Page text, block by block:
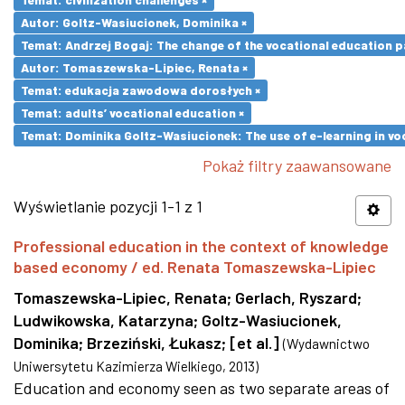
Autor: Goltz-Wasiucionek, Dominika ×
Temat: Andrzej Bogaj: The change of the vocational education
Autor: Tomaszewska-Lipiec, Renata ×
Temat: edukacja zawodowa dorosłych ×
Temat: adults’ vocational education ×
Temat: Dominika Goltz-Wasiucionek: The use of e-learning in
Pokaż filtry zaawansowane
Wyświetlanie pozycji 1-1 z 1
Professional education in the context of knowledge
based economy / ed. Renata Tomaszewska-Lipiec
Tomaszewska-Lipiec, Renata; Gerlach, Ryszard;
Ludwikowska, Katarzyna; Goltz-Wasiucionek,
Dominika; Brzeziński, Łukasz; [et al.] (Wydawnictwo
Uniwersytetu Kazimierza Wielkiego, 2013)
Education and economy seen as two separate areas of